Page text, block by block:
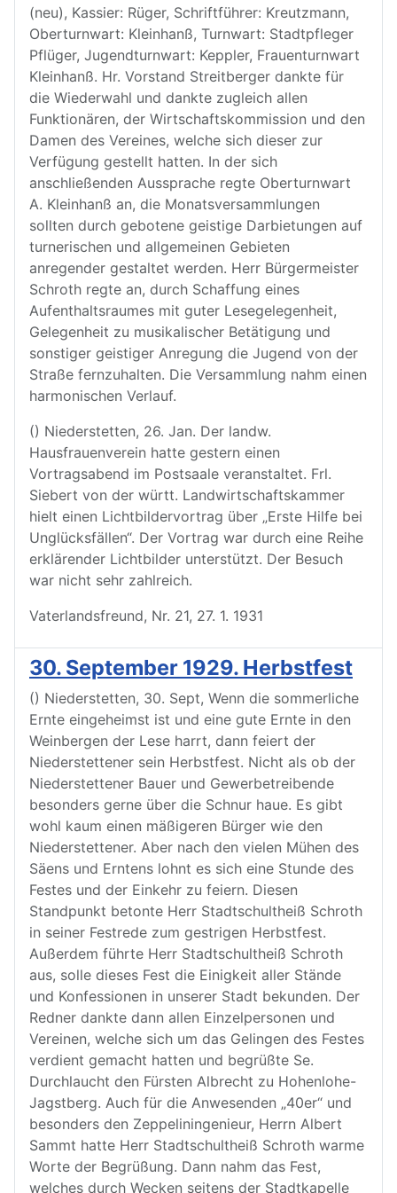
(neu), Kassier: Rüger, Schriftführer: Kreutzmann,
Oberturnwart: Kleinhanß, Turnwart: Stadtpfleger
Pflüger, Jugendturnwart: Keppler, Frauenturnwart
Kleinhanß. Hr. Vorstand Streitberger dankte für
die Wiederwahl und dankte zugleich allen
Funktionären, der Wirtschaftskommission und den
Damen des Vereines, welche sich dieser zur
Verfügung gestellt hatten. In der sich
anschließenden Aussprache regte Oberturnwart
A. Kleinhanß an, die Monatsversammlungen
sollten durch gebotene geistige Darbietungen auf
turnerischen und allgemeinen Gebieten
anregender gestaltet werden. Herr Bürgermeister
Schroth regte an, durch Schaffung eines
Aufenthaltsraumes mit guter Lesegelegenheit,
Gelegenheit zu musikalischer Betätigung und
sonstiger geistiger Anregung die Jugend von der
Straße fernzuhalten. Die Versammlung nahm einen
harmonischen Verlauf.
() Niederstetten, 26. Jan. Der landw.
Hausfrauenverein hatte gestern einen
Vortragsabend im Postsaale veranstaltet. Frl.
Siebert von der württ. Landwirtschaftskammer
hielt einen Lichtbildervortrag über „Erste Hilfe bei
Unglücksfällen“. Der Vortrag war durch eine Reihe
erklärender Lichtbilder unterstützt. Der Besuch
war nicht sehr zahlreich.
Vaterlandsfreund, Nr. 21, 27. 1. 1931
30. September 1929. Herbstfest
() Niederstetten, 30. Sept, Wenn die sommerliche
Ernte eingeheimst ist und eine gute Ernte in den
Weinbergen der Lese harrt, dann feiert der
Niederstettener sein Herbstfest. Nicht als ob der
Niederstettener Bauer und Gewerbetreibende
besonders gerne über die Schnur haue. Es gibt
wohl kaum einen mäßigeren Bürger wie den
Niederstettener. Aber nach den vielen Mühen des
Säens und Erntens lohnt es sich eine Stunde des
Festes und der Einkehr zu feiern. Diesen
Standpunkt betonte Herr Stadtschultheiß Schroth
in seiner Festrede zum gestrigen Herbstfest.
Außerdem führte Herr Stadtschultheiß Schroth
aus, solle dieses Fest die Einigkeit aller Stände
und Konfessionen in unserer Stadt bekunden. Der
Redner dankte dann allen Einzelpersonen und
Vereinen, welche sich um das Gelingen des Festes
verdient gemacht hatten und begrüßte Se.
Durchlaucht den Fürsten Albrecht zu Hohenlohe-
Jagstberg. Auch für die Anwesenden „40er“ und
besonders den Zeppeliningenieur, Herrn Albert
Sammt hatte Herr Stadtschultheiß Schroth warme
Worte der Begrüßung. Dann nahm das Fest,
welches durch Wecken seitens der Stadtkapelle